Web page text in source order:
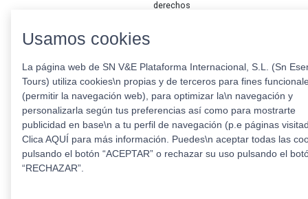
derechos
Usamos cookies
La página web de SN V&E Plataforma Internacional, S.L. (Sn
Tours) utiliza cookies\n propias y de terceros para fines
(permitir la navegación web), para optimizar la\n navegación y
personalizarla según tus preferencias así como para mostrarte
publicidad en base\n a tu perfil de navegación (p.e páginas
Clica AQUÍ para más información. Puedes\n aceptar todas las
pulsando el botón “ACEPTAR” o rechazar su uso pulsando el
“RECHAZAR”.